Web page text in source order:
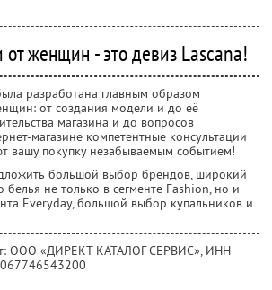
женщин - это девиз Lascana!
разработана главным образом
от cоздания модели и до её
магазина и до вопросов
магазине компетентные консультации
вашу покупку незабываемым событием!
большой выбор брендов, широкий
белья не только в сегменте Fashion, но и
Everyday, большой выбор купальников и
ООО «ДИРЕКТ КАТАЛОГ СЕРВИС», ИНН